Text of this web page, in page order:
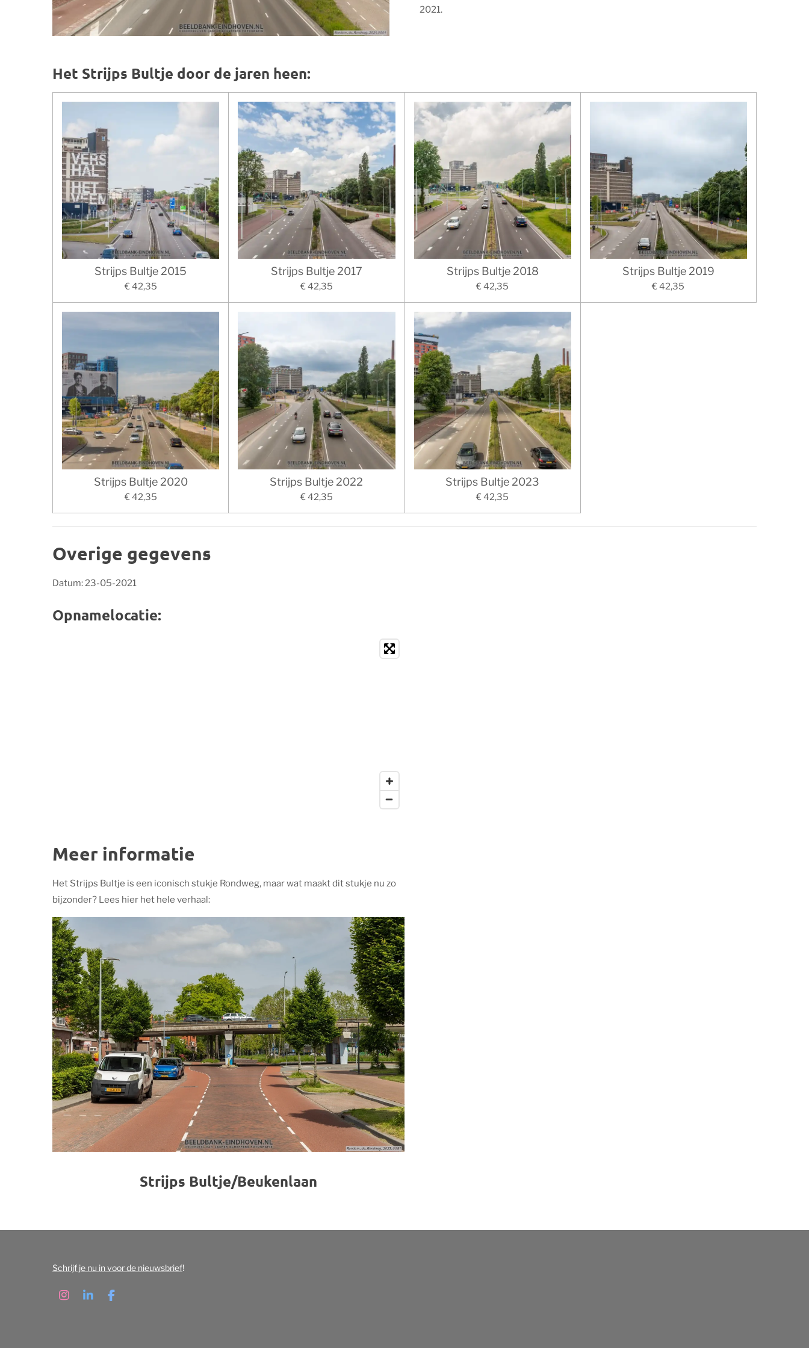
2021.
Het Strijps Bultje door de jaren heen:
Strijps Bultje 2015
€ 42,35
Strijps Bultje 2017
€ 42,35
Strijps Bultje 2018
€ 42,35
Strijps Bultje 2019
€ 42,35
Strijps Bultje 2020
€ 42,35
Strijps Bultje 2022
€ 42,35
Strijps Bultje 2023
€ 42,35
Overige gegevens
Datum: 23-05-2021
Opnamelocatie:
Meer informatie
Het Strijps Bultje is een iconisch stukje Rondweg, maar wat maakt dit stukje nu zo
bijzonder? Lees hier het hele verhaal:
Strijps Bultje/Beukenlaan
Schrijf je nu in voor de nieuwsbrief!
I
L
F